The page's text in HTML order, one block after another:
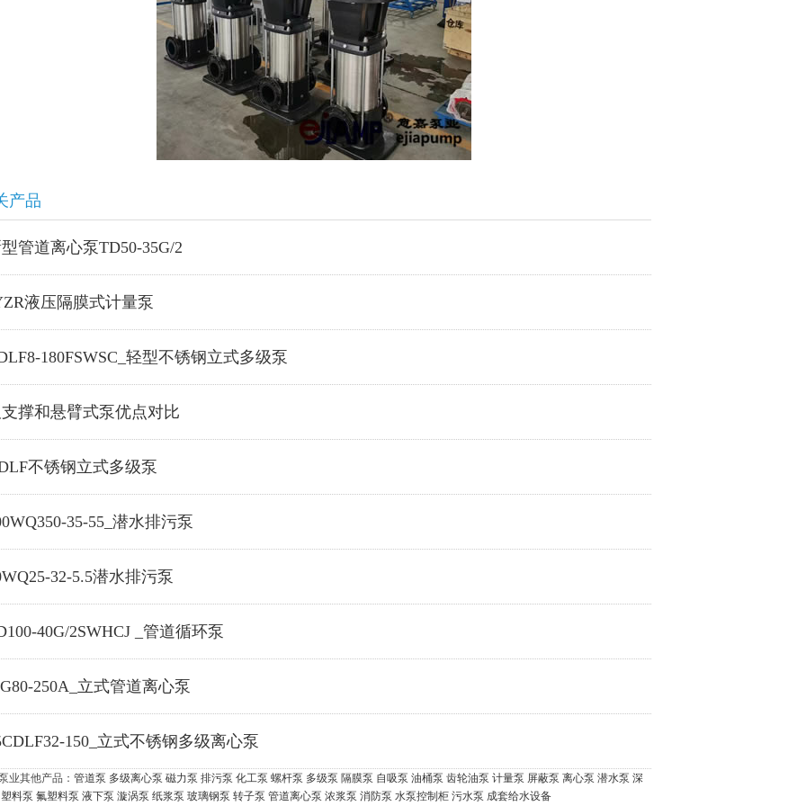
产品
管道离心泵TD50-35G/2
液压隔膜式计量泵
180FSWSC_轻型不锈钢立式多级泵
撑和悬臂式泵优点对比
不锈钢立式多级泵
35-55_潜水排污泵
32-5.5潜水排污泵
40G/2SWHCJ _管道循环泵
250A_立式管道离心泵
150_立式不锈钢多级离心泵
业其他产品： 管道泵 多级离心泵 磁力泵 排污泵 化工泵 螺杆泵 多级泵 隔膜泵 自吸泵 油桶泵 齿轮油泵 计量泵 屏蔽泵 离心泵 潜水泵 深
塑料泵 氟塑料泵 液下泵 漩涡泵 纸浆泵 玻璃钢泵 转子泵 管道离心泵 浓浆泵 消防泵 水泵控制柜 污水泵 成套给水设备